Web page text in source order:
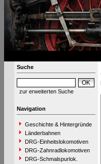
Suche
zur erweiterten Suche
Navigation
Geschichte & Hintergründe
Länderbahnen
DRG-Einheitslokomotiven
DRG-Zahnradlokomotiven
DRG-Schmalspurlok.